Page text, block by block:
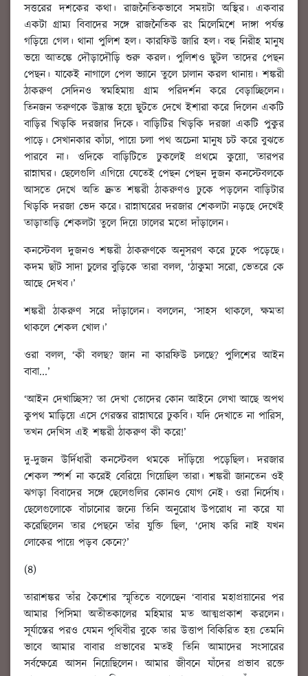
সত্তরের দশকের কথা। রাজনৈতিকভাবে সময়টা অস্থির। একবার
একটা গ্রাম্য বিবাদের সঙ্গে রাজনৈতিক রং মিলেমিশে দাঙ্গা পর্যন্ত
গড়িয়ে গেল। থানা পুলিশ হল। কারফিউ জারি হল। বহু নিরীহ মানুষ
ভয়ে আতঙ্কে দৌড়াদৌড়ি শুরু করল। পুলিশও ছুটল তাদের পেছন
পেছন। যাকেই নাগালে পেল ভ্যানে তুলে চালান করল থানায়। শঙ্করী
ঠাকরুণ সেদিনও স্বমহিমায় গ্রাম পরিদর্শন করে বেড়াচ্ছিলেন।
তিনজন তরুণকে উদ্ভ্রান্ত হয়ে ছুটতে দেখে ইশারা করে দিলেন একটি
বাড়ির খিড়কি দরজার দিকে। বাড়িটির খিড়কি দরজা একটি পুকুর
পাড়ে। সেখানকার কাঁচা, পায়ে চলা পথ অচেনা মানুষ চট করে বুঝতে
পারবে না। ওদিকে বাড়িটিতে ঢুকলেই প্রথমে কুয়ো, তারপর
রান্নাঘর। ছেলেগুলি এগিয়ে যেতেই পেছন পেছন দুজন কনস্টেবলকে
আসতে দেখে অতি দ্রুত শঙ্করী ঠাকরুণও ঢুকে পড়লেন বাড়িটার
খিড়কি দরজা ভেদ করে। রান্নাঘরের দরজার শেকলটা নড়ছে দেখেই
তাড়াতাড়ি শেকলটা তুলে দিয়ে ঢালের মতো দাঁড়ালেন।
কনস্টেবল দুজনও শঙ্করী ঠাকরুণকে অনুসরণ করে ঢুকে পড়েছে।
কদম ছাঁট সাদা চুলের বুড়িকে তারা বলল, ‘ঠাকুমা সরো, ভেতরে কে
আছে দেখব।’
শঙ্করী ঠাকরুণ সরে দাঁড়ালেন। বললেন, ‘সাহস থাকলে, ক্ষমতা
থাকলে শেকল খোল।’
ওরা বলল, ‘কী বলছ? জান না কারফিউ চলছে? পুলিশের আইন
বাবা...’
‘আইন দেখাচ্ছিস? তা দেখা তোদের কোন আইনে লেখা আছে অপথ
কুপথ মাড়িয়ে এসে গেরস্তর রান্নাঘরে ঢুকবি। যদি দেখাতে না পারিস,
তখন দেখিস এই শঙ্করী ঠাকরুণ কী করে!’
দু-দুজন উর্দিধারী কনস্টেবল থমকে দাঁড়িয়ে পড়েছিল। দরজার
শেকল স্পর্শ না করেই বেরিয়ে গিয়েছিল তারা। শঙ্করী জানতেন ওই
ঝগড়া বিবাদের সঙ্গে ছেলেগুলির কোনও যোগ নেই। ওরা নির্দোষ।
ছেলেগুলোকে বাঁচানোর জন্যে তিনি অনুরোধ উপরোধ না করে যা
করেছিলেন তার পেছনে তাঁর যুক্তি ছিল, ‘দোষ করি নাই যখন
লোকের পায়ে পড়ব কেনে?’
(৪)
তারাশঙ্কর তাঁর কৈশোর স্মৃতিতে বলেছেন ‘বাবার মহাপ্রয়ানের পর
আমার পিসিমা অতীতকালের মহিমার মত আত্মপ্রকাশ করলেন।
সূর্যাস্তের পরও যেমন পৃথিবীর বুকে তার উত্তাপ বিকিরিত হয় তেমনি
ভাবে আমার বাবার প্রভাবের মতই তিনি আমাদের সংসারের
সর্বক্ষেত্রে আসন নিয়েছিলেন। আমার জীবনে যাঁদের প্রভাব রক্তে